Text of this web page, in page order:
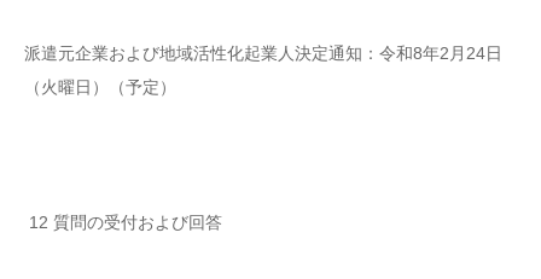
派遣元企業および地域活性化起業人決定通知：令和8年2月24日
（火曜日）（予定）
12 質問の受付および回答